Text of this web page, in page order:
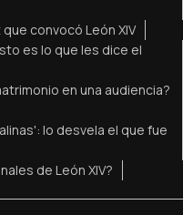
convocó León XIV
es lo que les dice el
en una audiencia?
lo desvela el que fue
de León XIV?